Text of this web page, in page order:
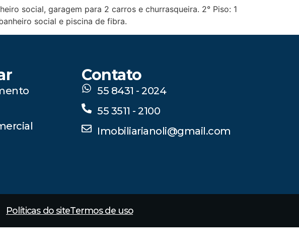
social, garagem para 2 carros e churrasqueira. 2° Piso: 1
social e piscina de fibra.
Contato
55 8431 - 2024
55 3511 - 2100
Imobiliarianoli@gmail.com
Políticas do siteTermos de uso